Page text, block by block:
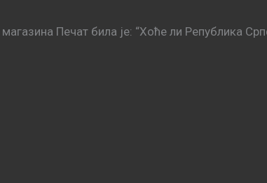
Печат била је: “Хоће ли Република